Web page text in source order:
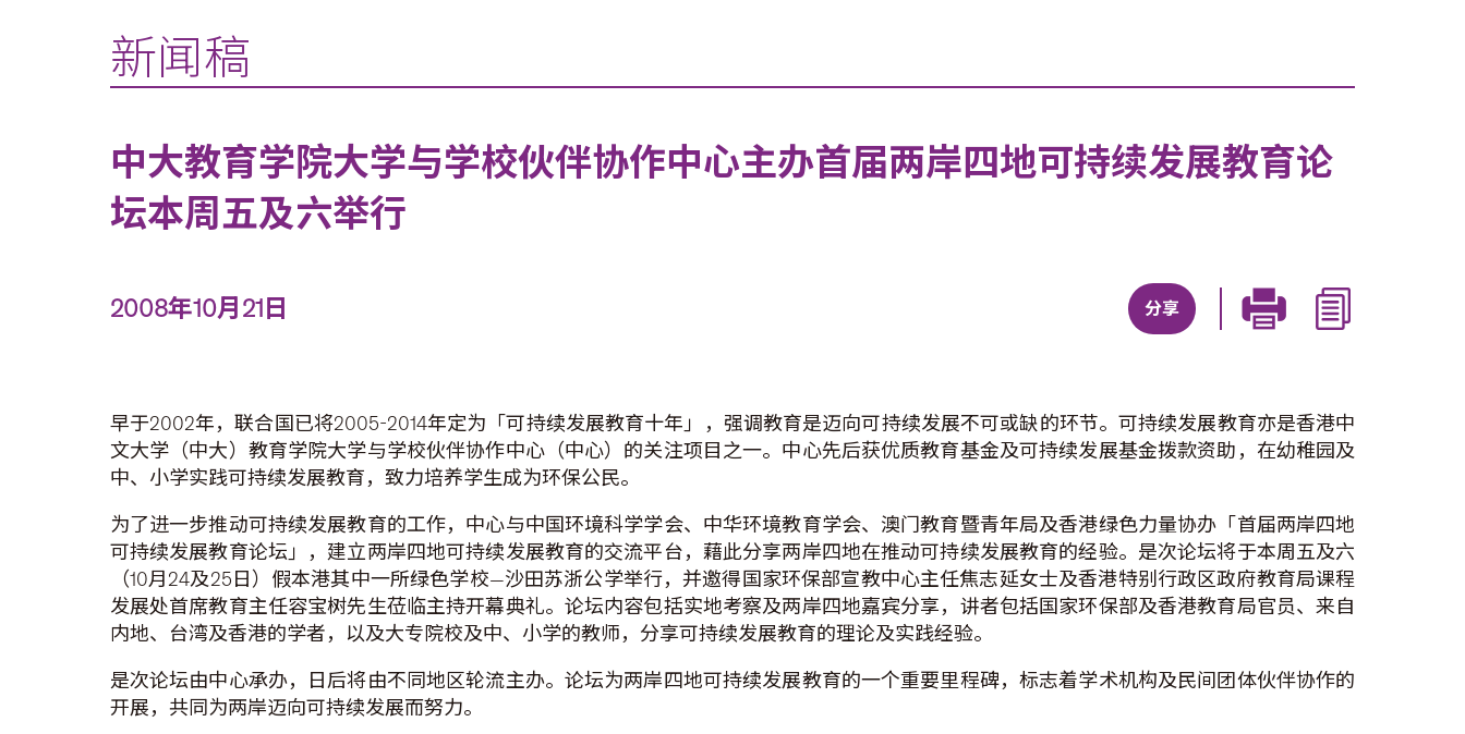
新闻稿
中大教育学院大学与学校伙伴协作中心主办首届两岸四地可持续发展教育论
坛本周五及六举行
2008年10月21日 分享
早于2002年，联合国已将2005-2014年定为「可持续发展教育十年」，强调教育是迈向可持续发展不可或缺的环节。可持续发展教育亦是香港中
文大学（中大）教育学院大学与学校伙伴协作中心（中心）的关注项目之一。中心先后获优质教育基金及可持续发展基金拨款资助，在幼稚园及
中、小学实践可持续发展教育，致力培养学生成为环保公民。
为了进一步推动可持续发展教育的工作，中心与中国环境科学学会、中华环境教育学会、澳门教育暨青年局及香港绿色力量协办「首届两岸四地
可持续发展教育论坛」，建立两岸四地可持续发展教育的交流平台，藉此分享两岸四地在推动可持续发展教育的经验。是次论坛将于本周五及六
（10月24及25日）假本港其中一所绿色学校—沙田苏浙公学举行，并邀得国家环保部宣教中心主任焦志延女士及香港特别行政区政府教育局课程
发展处首席教育主任容宝树先生莅临主持开幕典礼。论坛内容包括实地考察及两岸四地嘉宾分享，讲者包括国家环保部及香港教育局官员、来自
内地、台湾及香港的学者，以及大专院校及中、小学的教师，分享可持续发展教育的理论及实践经验。
是次论坛由中心承办，日后将由不同地区轮流主办。论坛为两岸四地可持续发展教育的一个重要里程碑，标志着学术机构及民间团体伙伴协作的
开展，共同为两岸迈向可持续发展而努力。